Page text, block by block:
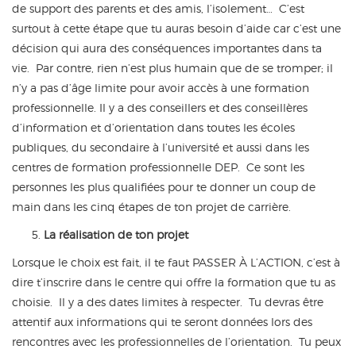
de support des parents et des amis, l’isolement… C’est
surtout à cette étape que tu auras besoin d’aide car c’est une
décision qui aura des conséquences importantes dans ta
vie. Par contre, rien n’est plus humain que de se tromper; il
n’y a pas d’âge limite pour avoir accès à une formation
professionnelle. Il y a des conseillers et des conseillères
d’information et d’orientation dans toutes les écoles
publiques, du secondaire à l’université et aussi dans les
centres de formation professionnelle DEP. Ce sont les
personnes les plus qualifiées pour te donner un coup de
main dans les cinq étapes de ton projet de carrière.
La réalisation de ton projet
Lorsque le choix est fait, il te faut PASSER À L’ACTION, c’est à
dire t’inscrire dans le centre qui offre la formation que tu as
choisie. Il y a des dates limites à respecter. Tu devras être
attentif aux informations qui te seront données lors des
rencontres avec les professionnelles de l’orientation. Tu peux